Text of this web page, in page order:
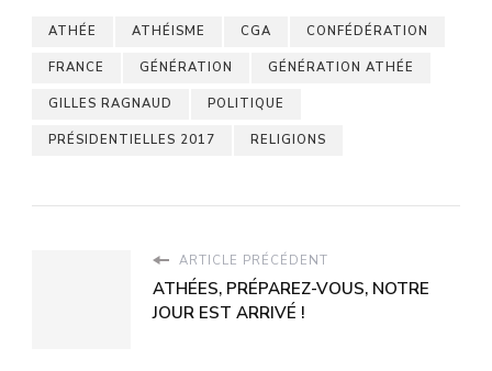
ATHÉE ATHÉISME CGA CONFÉDÉRATION
FRANCE GÉNÉRATION GÉNÉRATION ATHÉE
GILLES RAGNAUD POLITIQUE
PRÉSIDENTIELLES 2017 RELIGIONS
ARTICLE PRÉCÉDENT
ATHÉES, PRÉPAREZ-VOUS, NOTRE
JOUR EST ARRIVÉ !